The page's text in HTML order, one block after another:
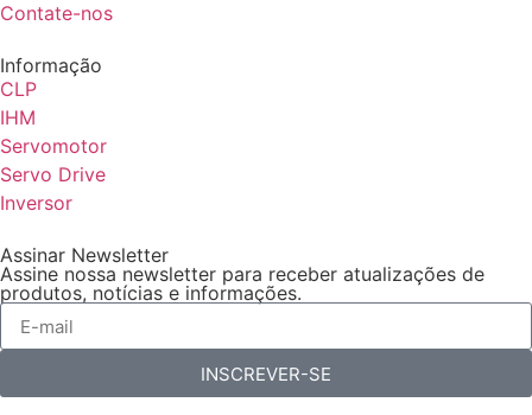
Contate-nos
Informação
CLP
IHM
Servomotor
Servo Drive
Inversor
Assinar Newsletter
Assine nossa newsletter para receber atualizações de
produtos, notícias e informações.
INSCREVER-SE